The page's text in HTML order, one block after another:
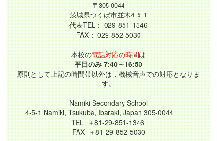
〒305-0044
茨城県つくば市並木4-5-1
代表TEL： 029-851-1346
FAX： 029-852-5030
本校の電話対応の時間は
平日のみ 7:40～16:50
原則として上記の時間帯以外は，機械音声での対応となりま
す。
Namiki Secondary School
4-5-1 Namiki, Tsukuba, Ibaraki, Japan 305-0044
TEL ＋81-29-851-1346
FAX ＋81-29-852-5030